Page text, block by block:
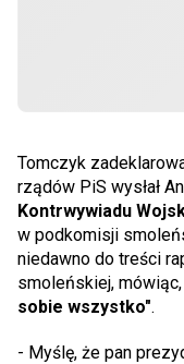
Tomczyk
rządów PiS wysłał
Kontrwywiadu
w podkomisji
niedawno do treści
smoleńskiej,
sobie wszystko".
- Myślę, że pan